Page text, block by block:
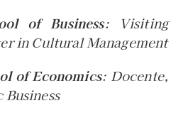
of Business:
Visiting
in Cultural Management
of Economics: Docente,
Business